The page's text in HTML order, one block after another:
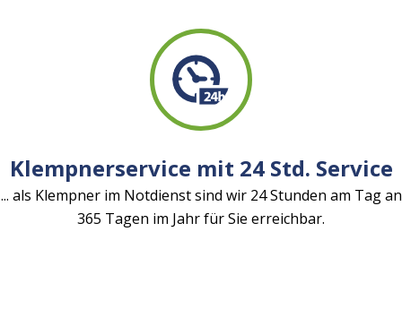
Klempnerservice mit 24 Std. Service
... als Klempner im Notdienst sind wir 24 Stunden am Tag an
365 Tagen im Jahr für Sie erreichbar.